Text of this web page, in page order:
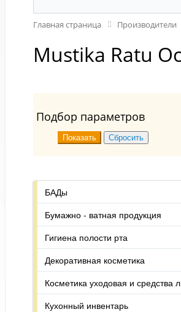
Главная страница Производители
Mustika Ratu
Подбор параметров
БАДы
Бумажно - ватная продукция
Гигиена полости рта
Декоративная косметика
Косметика уходовая и средства
Кухонный инвентарь